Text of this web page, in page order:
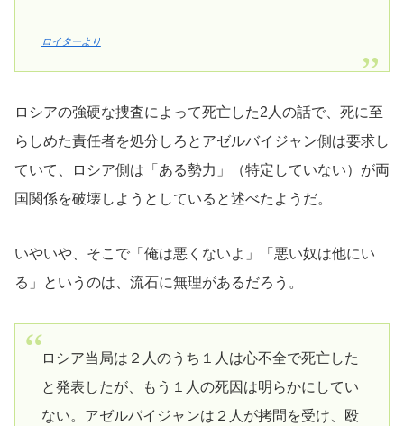
ロイターより
ロシアの強硬な捜査によって死亡した2人の話で、死に至
らしめた責任者を処分しろとアゼルバイジャン側は要求し
ていて、ロシア側は「ある勢力」（特定していない）が両
国関係を破壊しようとしていると述べたようだ。
いやいや、そこで「俺は悪くないよ」「悪い奴は他にい
る」というのは、流石に無理があるだろう。
ロシア当局は２人のうち１人は心不全で死亡した
と発表したが、もう１人の死因は明らかにしてい
ない。アゼルバイジャンは２人が拷問を受け、殴